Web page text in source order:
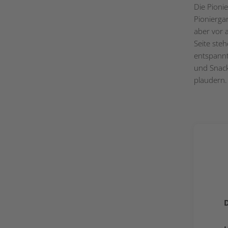
Die
aber vor
Seite
und
plaudern.